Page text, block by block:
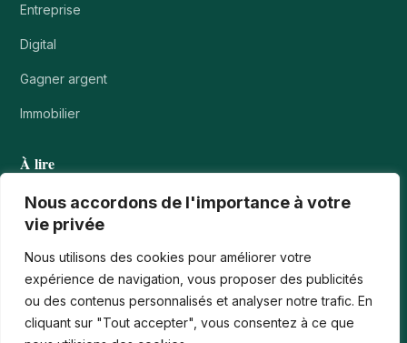
Nous accordons de l'importance à votre
vie privée
Nous utilisons des cookies pour améliorer votre
expérience de navigation, vous proposer des publicités
ou des contenus personnalisés et analyser notre trafic. En
cliquant sur "Tout accepter", vous consentez à ce que
Entreprise
Digital
Gagner argent
Immobilier
À lire
Tournois casino : comprendre points, rangs et…
Les paiements numériques face aux nouvelles cyberfraudes
Bonus de bienvenue en France : comment…
Casinos iPhone en France : 2026 Guide…
Monter en compétences digitales en entreprise :…